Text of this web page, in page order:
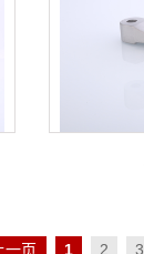
一页 1 2 3